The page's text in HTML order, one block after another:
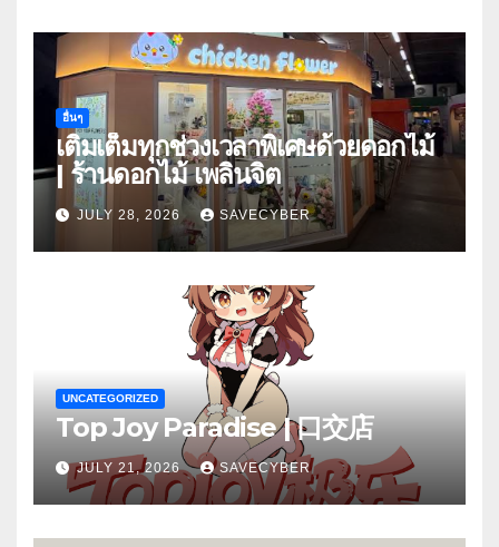
อื่นๆ
เติมเต็มทุกช่วงเวลาพิเศษด้วยดอกไม้
| ร้านดอกไม้ เพลินจิต
JULY 28, 2026 SAVECYBER
UNCATEGORIZED
Top Joy Paradise | 口交店
JULY 21, 2026 SAVECYBER